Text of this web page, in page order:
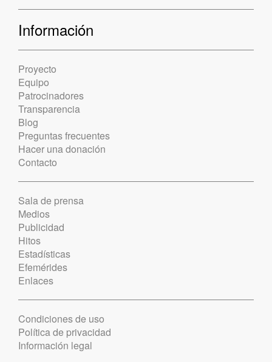
Información
Proyecto
Equipo
Patrocinadores
Transparencia
Blog
Preguntas frecuentes
Hacer una donación
Contacto
Sala de prensa
Medios
Publicidad
Hitos
Estadísticas
Efemérides
Enlaces
Condiciones de uso
Política de privacidad
Información legal